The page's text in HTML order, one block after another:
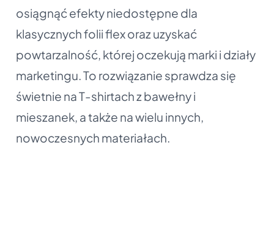
osiągnąć efekty niedostępne dla
klasycznych folii flex oraz uzyskać
powtarzalność, której oczekują marki i działy
marketingu. To rozwiązanie sprawdza się
świetnie na T-shirtach z bawełny i
mieszanek, a także na wielu innych,
nowoczesnych materiałach.